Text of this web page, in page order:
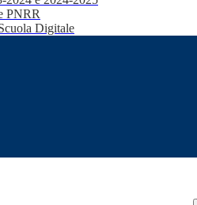
PNRR
Digitale